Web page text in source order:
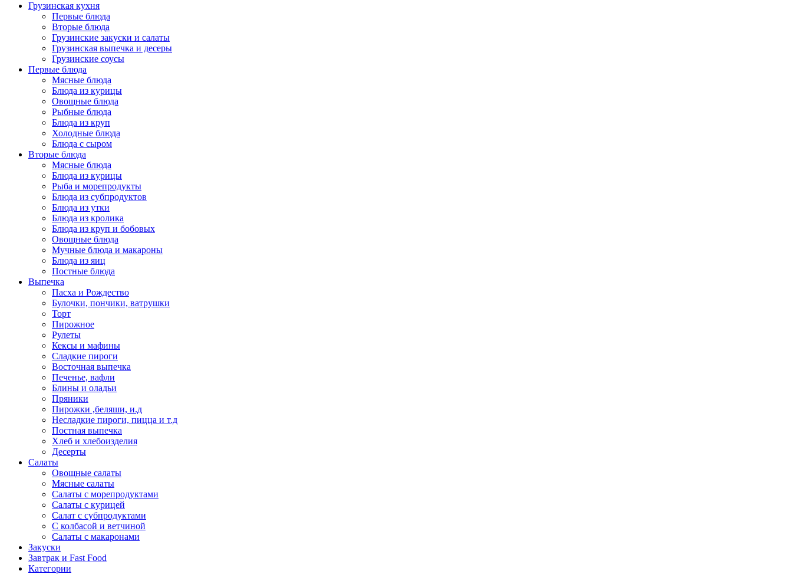
Грузинская кухня
Первые блюда
Вторые блюда
Грузинские закуски и салаты
Грузинская выпечка и десеры
Грузинские соусы
Первые блюда
Мясные блюда
Блюда из курицы
Овощные блюда
Рыбные блюда
Блюда из круп
Холодные блюда
Блюда с сыром
Вторые блюда
Мясные блюда
Блюда из курицы
Рыба и морепродукты
Блюда из субпродуктов
Блюда из утки
Блюда из кролика
Блюда из круп и бобовых
Овощные блюда
Мучные блюда и макароны
Блюда из яиц
Постные блюда
Выпечка
Пасха и Рождество
Булочки, пончики, ватрушки
Торт
Пирожное
Рулеты
Кексы и мафины
Сладкие пироги
Восточная выпечка
Печенье, вафли
Блины и оладьи
Пряники
Пирожки ,беляши, и.д
Несладкие пироги, пицца и т.д
Постная выпечка
Хлеб и хлебоизделия
Десерты
Салаты
Овощные салаты
Мясные салаты
Салаты с морепродуктами
Салаты с курицей
Салат с субпродуктами
С колбасой и ветчиной
Салаты с макаронами
Закуски
Завтрак и Fast Food
Категории